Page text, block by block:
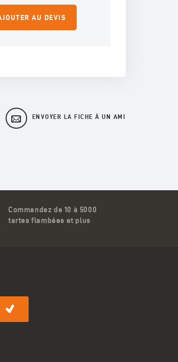
AU DEVIS
ENVOYER LA FICHE À UN AMI
Commandez de 10 à 5000
tartes flambées et plus